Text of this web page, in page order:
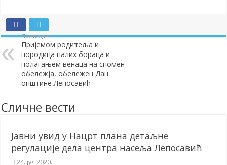
Братске и пријатељске општине и грдови уручили поклон
ОБАВЕШТЕЊЕ – Бесплатан СкиПас 2024
Претходна
Пријемом родитеља и
породица палих бораца и
полагањем венаца на спомен
обележја, обележен Дан
општине Лепосавић
Сличне вести
Јавни увид у Нацрт плана детаљне
регулације дела центра насеља Лепосавић
24. јул 2020.